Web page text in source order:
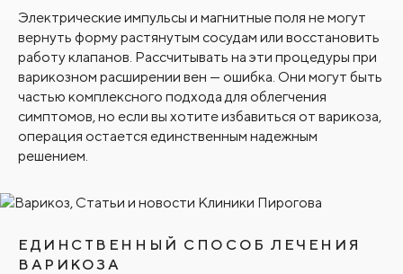
Электрические импульсы и магнитные поля не могут
вернуть форму растянутым сосудам или восстановить
работу клапанов. Рассчитывать на эти процедуры при
варикозном расширении вен — ошибка. Они могут быть
частью комплексного подхода для облегчения
симптомов, но если вы хотите избавиться от варикоза,
операция остается единственным надежным
решением.
ЕДИНСТВЕННЫЙ СПОСОБ ЛЕЧЕНИЯ
ВАРИКОЗА